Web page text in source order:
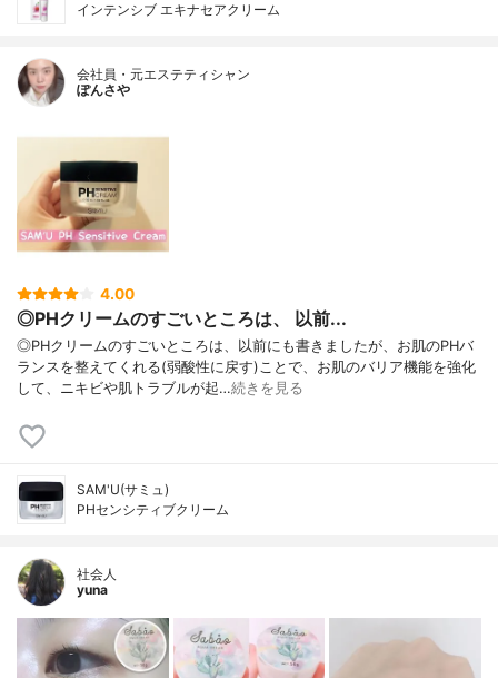
インテンシブ エキナセアクリーム
会社員・元エステティシャン
ぽんさや
4.00
◎PHクリームのすごいところは、 以前...
◎PHクリームのすごいところは、以前にも書きましたが、お肌のPHバ
ランスを整えてくれる(弱酸性に戻す)ことで、お肌のバリア機能を強化
して、ニキビや肌トラブルが起…続きを見る
SAM'U(サミュ)
PHセンシティブクリーム
社会人
yuna